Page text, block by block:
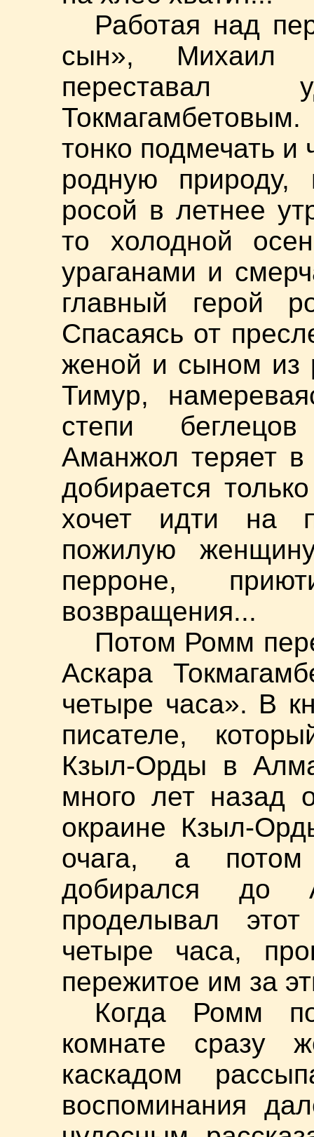
Работая над
сын», Михаил
переставал
тонко подмечать и
родную природу,
росой в летнее
то холодной
ураганами и
главный герой
Спасаясь от
женой и сыном из
Тимур,
степи
Аманжол теряет
добирается
хочет идти на
пожилую
перроне,
возвращения...
Потом Ромм
Аскара
четыре часа». В
писателе,
Кзыл-Орды в
много лет назад
окраине Кзыл-
очага, а
добирался до
проделывал
четыре часа,
пережитое им за
Когда Ромм
комнате сразу
каскадом
воспоминания